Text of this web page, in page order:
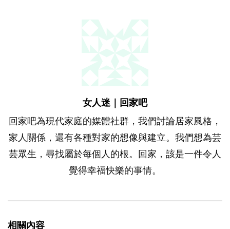
女人迷｜回家吧
回家吧為現代家庭的媒體社群，我們討論居家風格，
家人關係，還有各種對家的想像與建立。我們想為芸
芸眾生，尋找屬於每個人的根。回家，該是一件令人
覺得幸福快樂的事情。
相關內容